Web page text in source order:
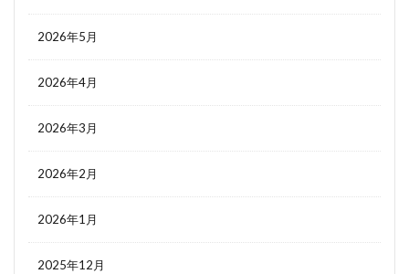
2026年5月
2026年4月
2026年3月
2026年2月
2026年1月
2025年12月